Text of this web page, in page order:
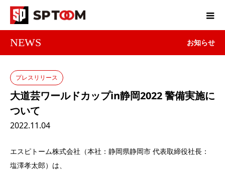
NEWS お知らせ
プレスリリース
大道芸ワールドカップin静岡2022 警備実施に
ついて
2022.11.04
エスピトーム株式会社（本社：静岡県静岡市 代表取締役社長：
塩澤孝太郎）は、